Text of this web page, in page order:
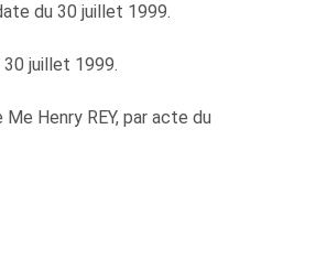
du 30 juillet 1999.
juillet 1999.
Henry REY, par acte du